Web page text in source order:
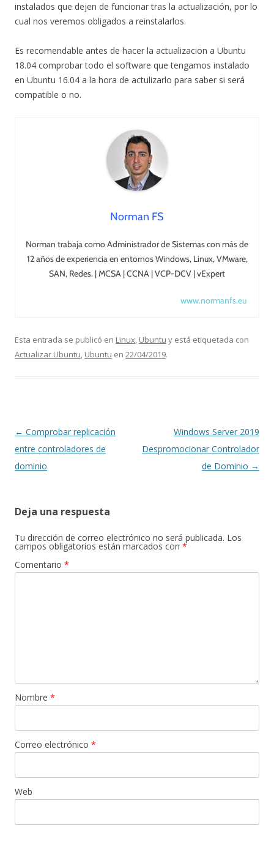
instalados que dejen de funcionar tras la actualización, por lo
cual nos veremos obligados a reinstalarlos.
Es recomendable antes de hacer la actualizacion a Ubuntu
18.04 comprobar todo el software que tengamos instalado
en Ubuntu 16.04 a la hora de actulizarlo para saber si será
compatible o no.
Norman FS
Norman trabaja como Administrador de Sistemas con más de
12 años de experiencia en entornos Windows, Linux, VMware,
SAN, Redes. | MCSA | CCNA | VCP-DCV | vExpert
www.normanfs.eu
Esta entrada se publicó en Linux, Ubuntu y está etiquetada con
Actualizar Ubuntu, Ubuntu en 22/04/2019.
Navegación
de
entradas
← Comprobar replicación
entre controladores de
dominio
Windows Server 2019
Despromocionar Controlador
de Dominio →
Deja una respuesta
Tu dirección de correo electrónico no será publicada. Los
campos obligatorios están marcados con *
Comentario *
Nombre *
Correo electrónico *
Web